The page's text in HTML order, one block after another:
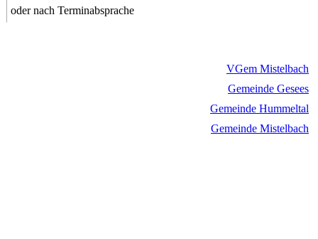
oder nach Terminabsprache
VGem Mistelbach
Gemeinde Gesees
Gemeinde Hummeltal
Gemeinde Mistelbach